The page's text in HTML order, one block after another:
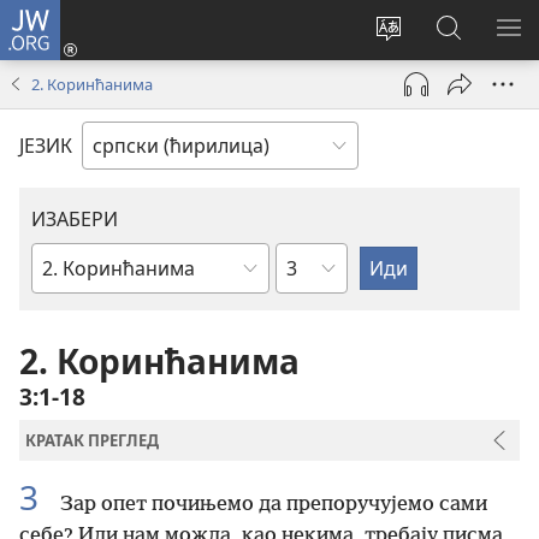
JW.ORG
Промени
језик
сајта
Пријава
(отвара
прозор)
Претрага
сајта
JW.ORG
2. Коринћанима
ЈЕЗИК
ИЗАБЕРИ
Библијска
Поглавље
2. Коринћанима
3:1-18
КРАТАК ПРЕГЛЕД
3
Зар опет почињемо да препоручујемо сами